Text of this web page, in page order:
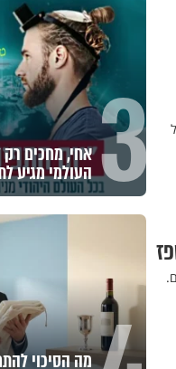
3 אחי, מחכים רק
העולמי מגיע